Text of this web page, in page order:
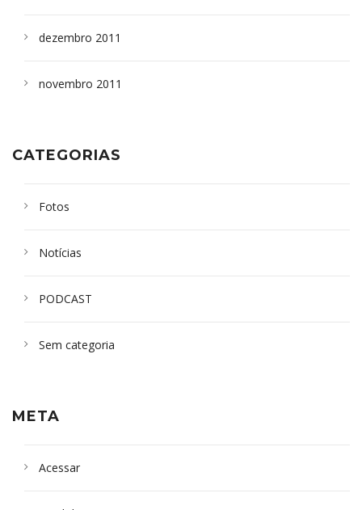
dezembro 2011
novembro 2011
CATEGORIAS
Fotos
Notícias
PODCAST
Sem categoria
META
Acessar